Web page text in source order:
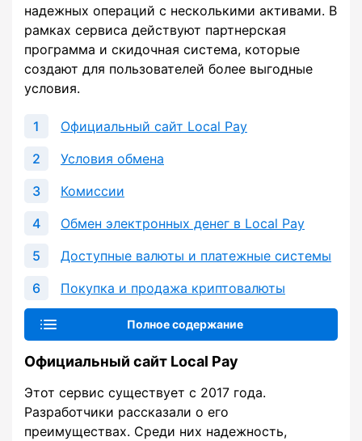
надежных операций с несколькими активами. В
рамках сервиса действуют партнерская
программа и скидочная система, которые
создают для пользователей более выгодные
условия.
Официальный сайт Local Pay
Условия обмена
Комиссии
Обмен электронных денег в Local Pay
Доступные валюты и платежные системы
Покупка и продажа криптовалюты
Полное содержание
Официальный сайт Local Pay
Этот сервис существует с 2017 года.
Разработчики рассказали о его
преимуществах. Среди них надежность,